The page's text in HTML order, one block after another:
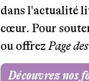
dans l'actualité
cœur. Pour
ou offrezPage
Découvrez nos